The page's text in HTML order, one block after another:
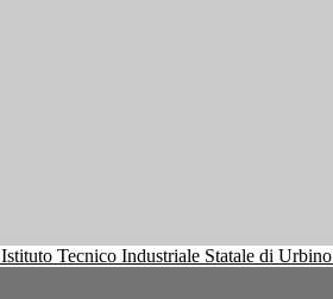
Istituto Tecnico Industriale Statale di Urbino